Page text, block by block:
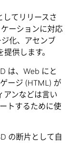
てリリースさ
ーションに対応
化、アセンブ
供します。
は、Web にと
ージ (HTML) が
アンなどは言い
トするために使
の断片として自